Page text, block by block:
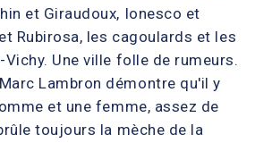
et Giraudoux, Ionesco et
Rubirosa, les cagoulards et les
Une ville folle de rumeurs.
Lambron démontre qu'il y
et une femme, assez de
toujours la mèche de la